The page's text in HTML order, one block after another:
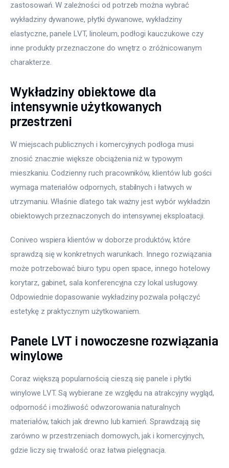
zastosowań. W zależności od potrzeb można wybrać
wykładziny dywanowe, płytki dywanowe, wykładziny
elastyczne, panele LVT, linoleum, podłogi kauczukowe czy
inne produkty przeznaczone do wnętrz o zróżnicowanym
charakterze.
Wykładziny obiektowe dla
intensywnie użytkowanych
przestrzeni
W miejscach publicznych i komercyjnych podłoga musi
znosić znacznie większe obciążenia niż w typowym
mieszkaniu. Codzienny ruch pracowników, klientów lub gości
wymaga materiałów odpornych, stabilnych i łatwych w
utrzymaniu. Właśnie dlatego tak ważny jest wybór wykładzin
obiektowych przeznaczonych do intensywnej eksploatacji.
Coniveo wspiera klientów w doborze produktów, które
sprawdzą się w konkretnych warunkach. Innego rozwiązania
może potrzebować biuro typu open space, innego hotelowy
korytarz, gabinet, sala konferencyjna czy lokal usługowy.
Odpowiednie dopasowanie wykładziny pozwala połączyć
estetykę z praktycznym użytkowaniem.
Panele LVT i nowoczesne rozwiązania
winylowe
Coraz większą popularnością cieszą się panele i płytki
winylowe LVT. Są wybierane ze względu na atrakcyjny wygląd,
odporność i możliwość odwzorowania naturalnych
materiałów, takich jak drewno lub kamień. Sprawdzają się
zarówno w przestrzeniach domowych, jak i komercyjnych,
gdzie liczy się trwałość oraz łatwa pielęgnacja.